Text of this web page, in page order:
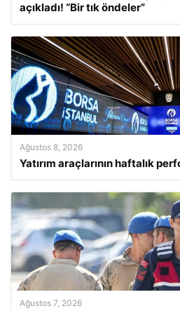
açıkladı! “Bir tık öndeler”
Ağustos 8, 2026
Yatırım araçlarının haftalık
Ağustos 7, 2026